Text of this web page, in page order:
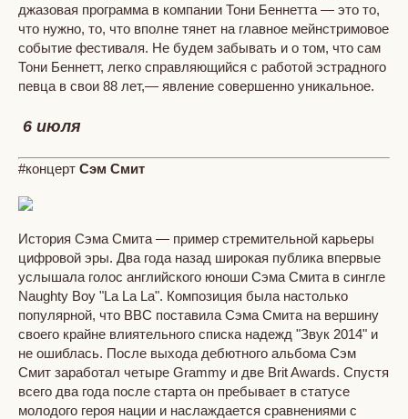
джазовая программа в компании Тони Беннетта — это то,
что нужно, то, что вполне тянет на главное мейнстримовое
событие фестиваля. Не будем забывать и о том, что сам
Тони Беннетт, легко справляющийся с работой эстрадного
певца в свои 88 лет,— явление совершенно уникальное.
6 июля
#концерт Сэм Смит
История Сэма Смита — пример стремительной карьеры
цифровой эры. Два года назад широкая публика впервые
услышала голос английского юноши Сэма Смита в сингле
Naughty Boy "La La La". Композиция была настолько
популярной, что BBC поставила Сэма Смита на вершину
своего крайне влиятельного списка надежд "Звук 2014" и
не ошиблась. После выхода дебютного альбома Сэм
Смит заработал четыре Grammy и две Brit Awards. Спустя
всего два года после старта он пребывает в статусе
молодого героя нации и наслаждается сравнениями с